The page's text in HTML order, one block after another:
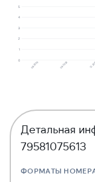
0
1
2
3
4
5
08.2025 09.2025
Детальная
79581075613
ФОРМАТЫ